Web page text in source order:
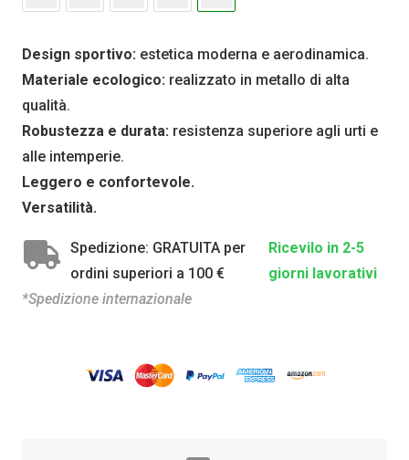
Design sportivo: estetica moderna e aerodinamica.
Materiale ecologico: realizzato in metallo di alta
qualità.
Robustezza e durata: resistenza superiore agli urti e
alle intemperie.
Leggero e confortevole.
Versatilità.
Spedizione: GRATUITA per
ordini superiori a 100 €
Ricevilo in 2-5
giorni lavorativi
*Spedizione internazionale